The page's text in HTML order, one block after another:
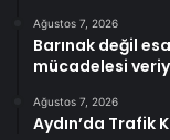
Ağustos 7, 2026
Barınak değil
mücadelesi
Ağustos 7, 2026
Aydın’da Trafik